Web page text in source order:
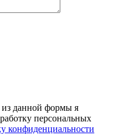
из данной формы я
персональных
конфиденциальности